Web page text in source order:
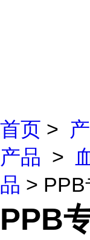
首页 >
产品 >
品 > PPB
PPB